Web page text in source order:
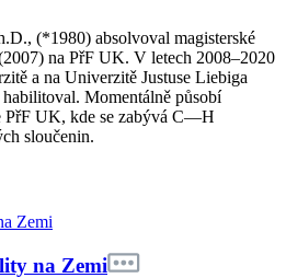
(*1980) absolvoval magisterské
na PřF UK. V letech 2008–2020
a na Univerzitě Justuse Liebiga
Momentálně působí
PřF UK, kde se zabývá C—H
sloučenin.
na Zemi